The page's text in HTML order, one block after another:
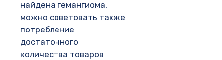
найдена гемангиома,
можно советовать также
потребление
достаточного
количества товаров